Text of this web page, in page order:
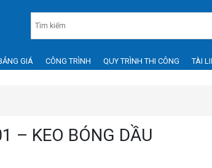
GIÁ CÔNG TRÌNH QUY TRÌNH THI CÔNG TÀI
– KEO BÓNG DẦU